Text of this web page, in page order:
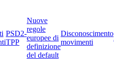
PSD2-
TPP
Nuove
regole
europee di
definizione
del default
Disconoscimento
movimenti